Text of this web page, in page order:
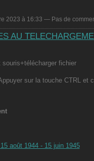
2023 à 16:33 — Pas de
AU
souris+télécharger fichier
sur la touche CTRL et
août 1944 - 15 juin 1945